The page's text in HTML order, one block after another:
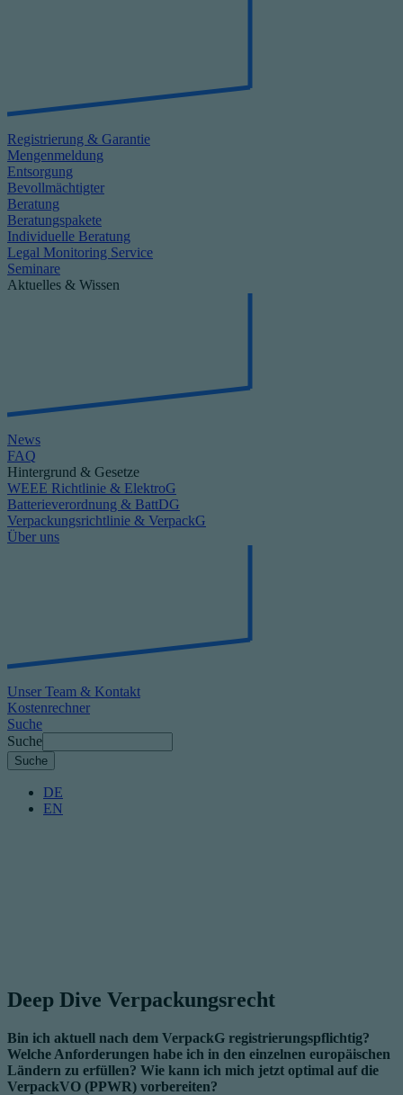
Registrierung & Garantie
Mengenmeldung
Entsorgung
Bevollmächtigter
Beratung
Beratungspakete
Individuelle Beratung
Legal Monitoring Service
Seminare
Aktuelles & Wissen
News
FAQ
Hintergrund & Gesetze
WEEE Richtlinie & ElektroG
Batterieverordnung & BattDG
Verpackungsrichtlinie & VerpackG
Über uns
Unser Team & Kontakt
Kostenrechner
Suche
Suche
DE
EN
Deep Dive Verpackungsrecht
Bin ich aktuell nach dem VerpackG registrierungspflichtig?
Welche Anforderungen habe ich in den einzelnen europäischen
Ländern zu erfüllen? Wie kann ich mich jetzt optimal auf die
VerpackVO (PPWR) vorbereiten?